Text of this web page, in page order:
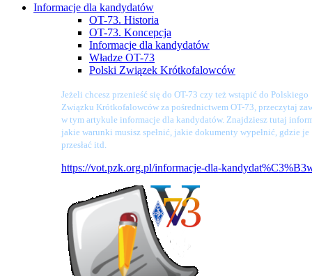
Informacje dla kandydatów
OT-73. Historia
OT-73. Koncepcja
Informacje dla kandydatów
Władze OT-73
Polski Związek Krótkofalowców
Jeżeli chcesz przenieść się do OT-73 czy też wstąpić do Polskiego
Związku Krótkofalowców za pośrednictwem OT-73, przeczytaj
w tym artykule informacje dla kandydatów. Znajdziesz tutaj
jakie warunki musisz spełnić, jakie dokumenty wypełnić, gdzie je
przesłać itd.
https://vot.pzk.org.pl/informacje-dla-